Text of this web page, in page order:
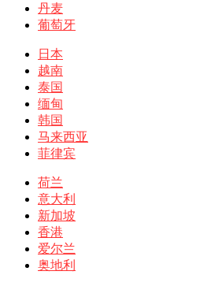
丹麦
葡萄牙
日本
越南
泰国
缅甸
韩国
马来西亚
菲律宾
荷兰
意大利
新加坡
香港
爱尔兰
奥地利